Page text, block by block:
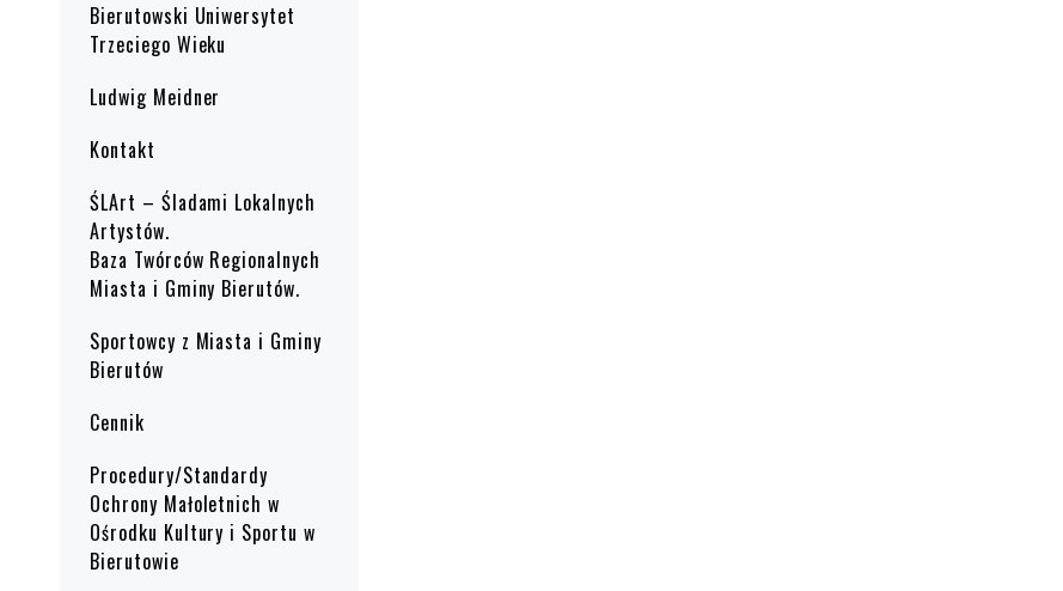
Bierutowski Uniwersytet
Trzeciego Wieku
Ludwig Meidner
Kontakt
ŚLArt – Śladami Lokalnych
Artystów.
Baza Twórców Regionalnych
Miasta i Gminy Bierutów.
Sportowcy z Miasta i Gminy
Bierutów
Cennik
Procedury/Standardy
Ochrony Małoletnich w
Ośrodku Kultury i Sportu w
Bierutowie